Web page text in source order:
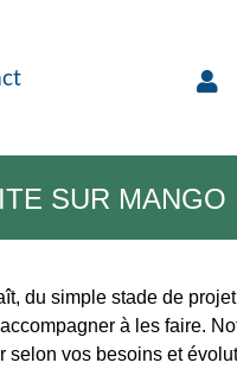
SUR MANGO
du simple stade de
à les faire.
selon vos besoins et